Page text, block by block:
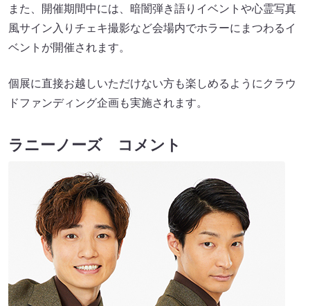
また、開催期間中には、暗闇弾き語りイベントや心霊写真
風サイン入りチェキ撮影など会場内でホラーにまつわるイ
ベントが開催されます。
個展に直接お越しいただけない方も楽しめるようにクラウ
ドファンディング企画も実施されます。
ラニーノーズ コメント